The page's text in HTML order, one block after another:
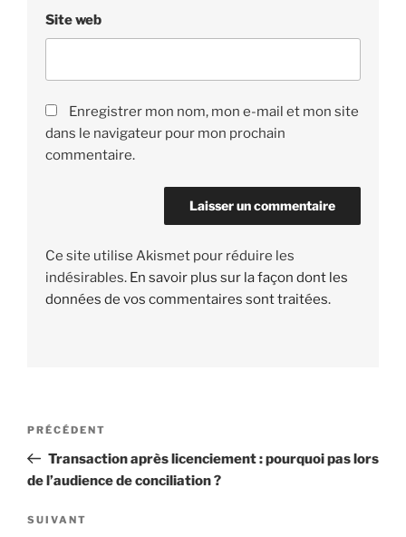
Site web
Enregistrer mon nom, mon e-mail et mon site
dans le navigateur pour mon prochain
commentaire.
Ce site utilise Akismet pour réduire les
indésirables. En savoir plus sur la façon dont les
données de vos commentaires sont traitées.
Navigation
l’article
Article
précédent
PRÉCÉDENT
Transaction après licenciement : pourquoi pas lors
de l’audience de conciliation ?
Article
SUIVANT